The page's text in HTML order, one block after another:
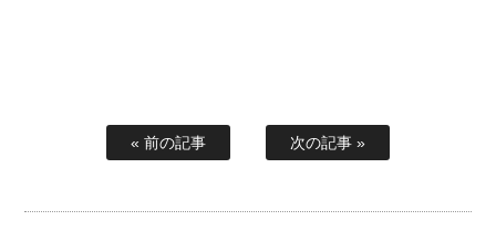
« 前の記事 次の記事 »